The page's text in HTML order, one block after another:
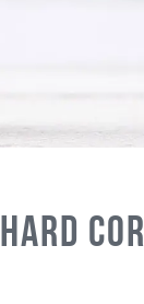
Hard